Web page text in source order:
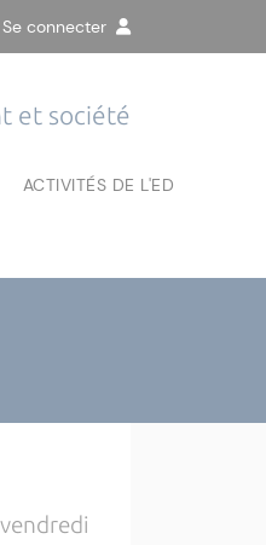
connecter
et société
ACTIVITÉS DE L'ED